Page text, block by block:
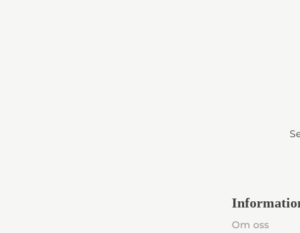
Om oss